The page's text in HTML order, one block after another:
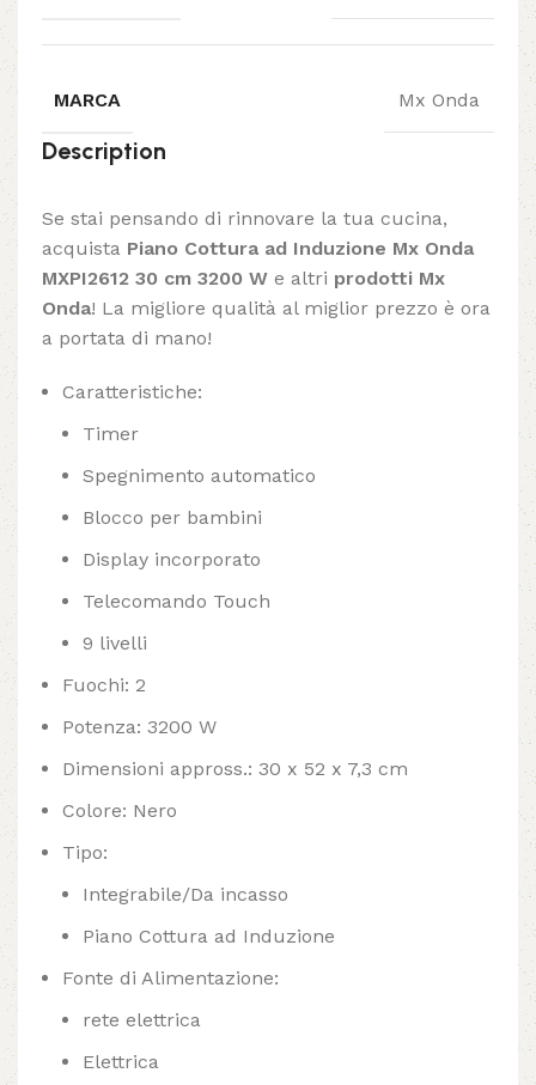
MARCA Mx Onda
Description
Se stai pensando di rinnovare la tua cucina,
acquista Piano Cottura ad Induzione Mx Onda
MXPI2612 30 cm 3200 W e altri prodotti Mx
Onda! La migliore qualità al miglior prezzo è ora
a portata di mano!
Caratteristiche:
Timer
Spegnimento automatico
Blocco per bambini
Display incorporato
Telecomando Touch
9 livelli
Fuochi: 2
Potenza: 3200 W
Dimensioni appross.: 30 x 52 x 7,3 cm
Colore: Nero
Tipo:
Integrabile/Da incasso
Piano Cottura ad Induzione
Fonte di Alimentazione:
rete elettrica
Elettrica